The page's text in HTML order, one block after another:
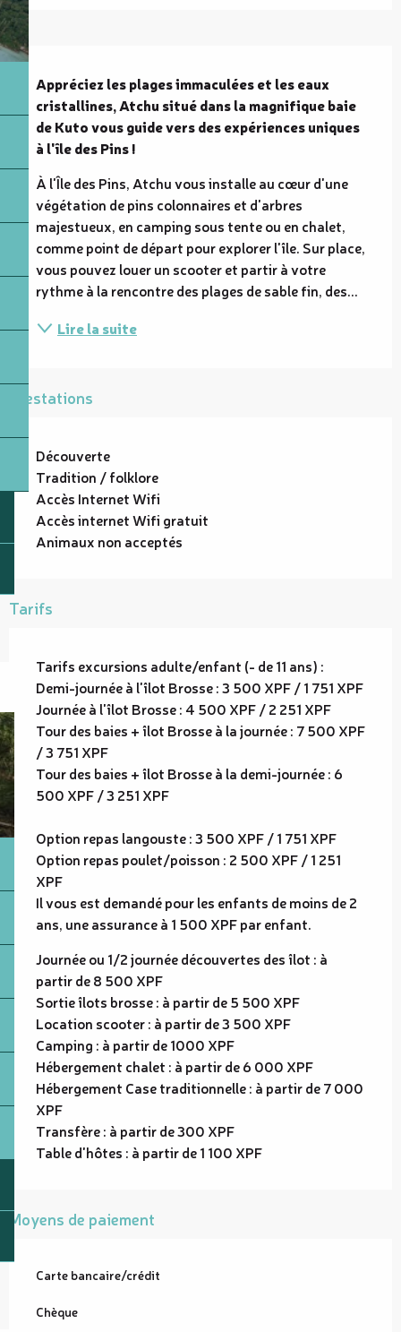
Description
Appréciez les plages immaculées et les eaux
cristallines, Atchu situé dans la magnifique baie
de Kuto vous guide vers des expériences uniques
à l'île des Pins !
À l'Île des Pins, Atchu vous installe au cœur d'une
végétation de pins colonnaires et d'arbres
majestueux, en camping sous tente ou en chalet,
comme point de départ pour explorer l'île. Sur place,
vous pouvez louer un scooter et partir à votre
rythme à la rencontre des plages de sable fin, des...
Lire la suite
Prestations
Découverte
Tradition / folklore
Accès Internet Wifi
Accès internet Wifi gratuit
Animaux non acceptés
Tarifs
Tarifs excursions adulte/enfant (- de 11 ans) :
Demi-journée à l'îlot Brosse : 3 500 XPF / 1 751 XPF
Journée à l'îlot Brosse : 4 500 XPF / 2 251 XPF
Tour des baies + îlot Brosse à la journée : 7 500 XPF
/ 3 751 XPF
Tour des baies + îlot Brosse à la demi-journée : 6
500 XPF / 3 251 XPF
Option repas langouste : 3 500 XPF / 1 751 XPF
Option repas poulet/poisson : 2 500 XPF / 1 251
XPF
Il vous est demandé pour les enfants de moins de 2
ans, une assurance à 1 500 XPF par enfant.
Journée ou 1/2 journée découvertes des îlot : à
partir de 8 500 XPF
Sortie îlots brosse : à partir de 5 500 XPF
Location scooter : à partir de 3 500 XPF
Camping : à partir de 1000 XPF
Hébergement chalet : à partir de 6 000 XPF
Hébergement Case traditionnelle : à partir de 7 000
XPF
Transfère : à partir de 300 XPF
Table d'hôtes : à partir de 1 100 XPF
Moyens de paiement
Carte bancaire/crédit
Chèque